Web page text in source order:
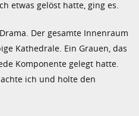
etwas gelöst hatte, ging es.
Der gesamte Innenraum
Kathedrale. Ein Grauen, das
Komponente gelegt hatte.
ich und holte den